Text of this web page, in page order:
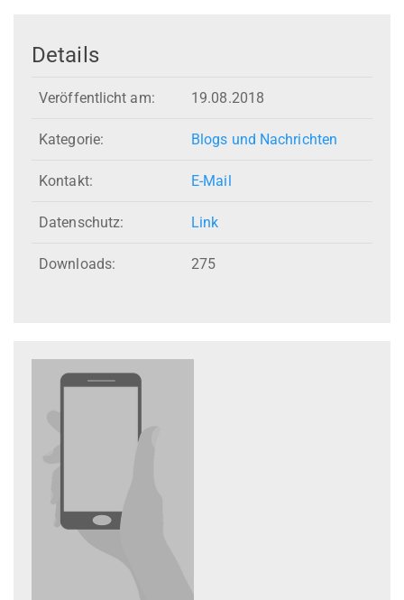
Details
Veröffentlicht am: 19.08.2018
Kategorie: Blogs und Nachrichten
Kontakt: E-Mail
Datenschutz: Link
Downloads: 275